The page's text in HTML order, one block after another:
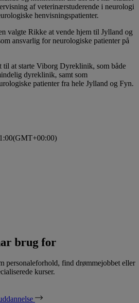
af veterinærstuderende i neurologi
henvisningspatienter.
valgte Rikke at vende hjem til Jylland og
ansvarlig for neurologiske patienter på
at starte Viborg Dyreklinik, som både
dyreklinik, samt som
patienter fra hele Jylland og Fyn.
(GMT+00:00)
brug for
personaleforhold, find drømmejobbet eller
kurser.